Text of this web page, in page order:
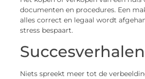
documenten en procedures. Een
alles correct en legaal wordt
stress bespaart.
Succesverhalen
Niets spreekt meer tot de